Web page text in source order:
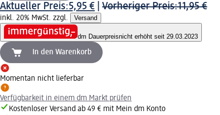
Aktueller Preis:5,95 € Vorheriger Preis:11,95 €
inkl. 20% MwSt. zzgl. Versand
dm Dauerpreisnicht erhöht seit 29.03.2023
In den Warenkorb
Momentan nicht lieferbar
Verfügbarkeit in einem dm Markt prüfen
Kostenloser Versand ab 49 € mit Mein dm Konto